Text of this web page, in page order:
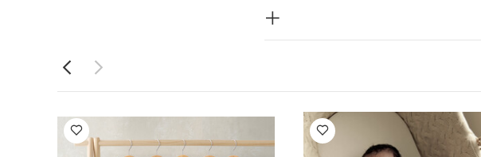
أبيض - 5 قطع
طقم بيجاما قطعة واحدة
طقم بودي سوت بأكمام قصيرة وبنقشة كرز